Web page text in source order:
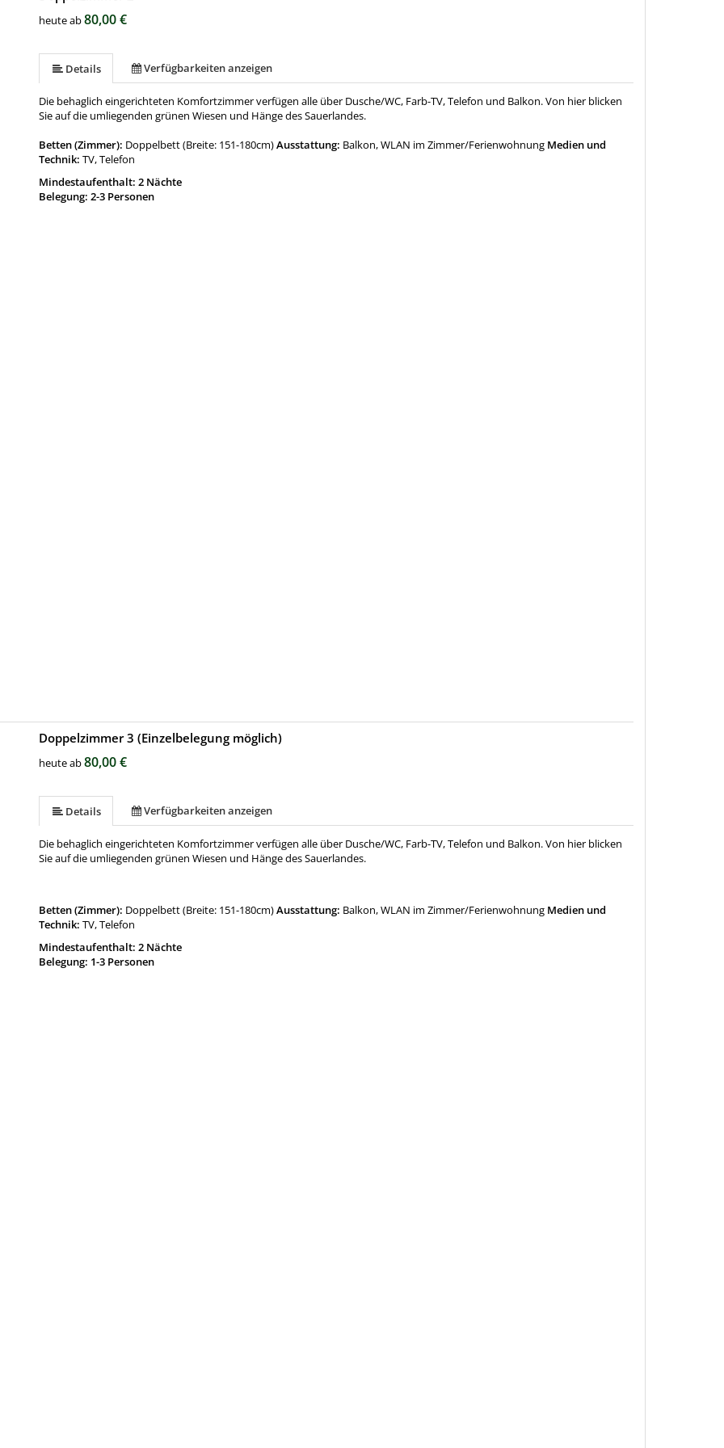
heute ab80,00 €
Details Verfügbarkeiten anzeigen
Die behaglich eingerichteten Komfortzimmer verfügen alle über Dusche/WC, Farb-TV, Telefon und Balkon. Von hier blicken
Sie auf die umliegenden grünen Wiesen und Hänge des Sauerlandes.
Betten (Zimmer): Doppelbett (Breite: 151-180cm)Ausstattung: Balkon, WLAN im Zimmer/FerienwohnungMedien und
Technik: TV, Telefon
Mindestaufenthalt: 2 Nächte
Belegung: 2-3 Personen
Doppelzimmer 3 (Einzelbelegung möglich)
heute ab80,00 €
Details Verfügbarkeiten anzeigen
Die behaglich eingerichteten Komfortzimmer verfügen alle über Dusche/WC, Farb-TV, Telefon und Balkon. Von hier blicken
Sie auf die umliegenden grünen Wiesen und Hänge des Sauerlandes.
Betten (Zimmer): Doppelbett (Breite: 151-180cm)Ausstattung: Balkon, WLAN im Zimmer/FerienwohnungMedien und
Technik: TV, Telefon
Mindestaufenthalt: 2 Nächte
Belegung: 1-3 Personen